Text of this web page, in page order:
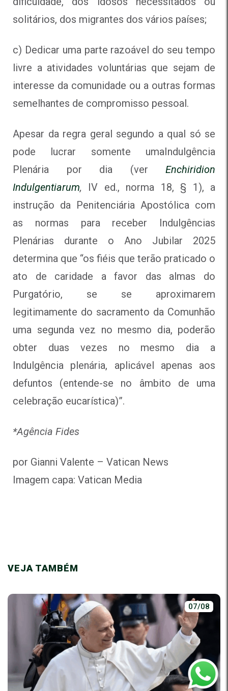
solitários, dos migrantes dos vários países;
c) Dedicar uma parte razoável do seu tempo
livre a atividades voluntárias que sejam de
interesse da comunidade ou a outras formas
semelhantes de compromisso pessoal.
Apesar da regra geral segundo a qual só se
pode lucrar somente umaIndulgência
Plenária por dia (ver Enchiridion
Indulgentiarum, IV ed., norma 18, § 1), a
instrução da Penitenciária Apostólica com
as normas para receber Indulgências
Plenárias durante o Ano Jubilar 2025
determina que “os fiéis que terão praticado o
ato de caridade a favor das almas do
Purgatório, se se aproximarem
legitimamente do sacramento da Comunhão
uma segunda vez no mesmo dia, poderão
obter duas vezes no mesmo dia a
Indulgência plenária, aplicável apenas aos
defuntos (entende-se no âmbito de uma
celebração eucarística)”.
*Agência Fides
por Gianni Valente – Vatican News
Imagem capa: Vatican Media
VEJA TAMBÉM
07/08